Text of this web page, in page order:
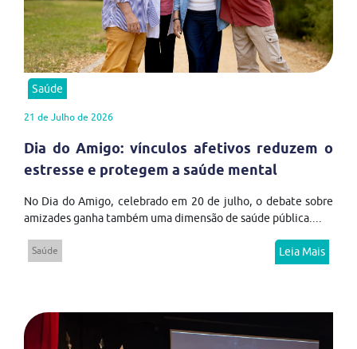
Saúde
21 de Julho de 2026
Dia do Amigo: vínculos afetivos reduzem o
estresse e protegem a saúde mental
No Dia do Amigo, celebrado em 20 de julho, o debate sobre
amizades ganha também uma dimensão de saúde pública....
Saúde Leia Mais